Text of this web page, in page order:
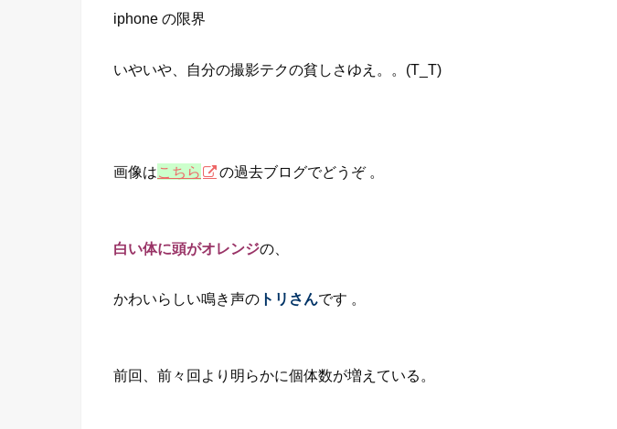
iphone の限界
いやいや、自分の撮影テクの貧しさゆえ。。(T_T)
画像はこちら の過去ブログでどうぞ 。
白い体に頭がオレンジの、
かわいらしい鳴き声の トリさんです 。
前回、前々回より明らかに個体数が増えている。